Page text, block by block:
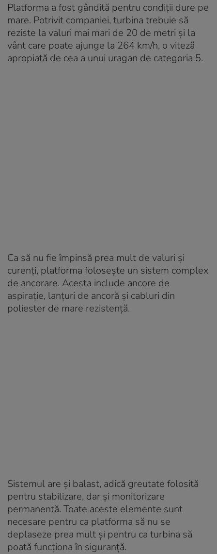
Platforma a fost gândită pentru condiții dure pe
mare. Potrivit companiei, turbina trebuie să
reziste la valuri mai mari de 20 de metri și la
vânt care poate ajunge la 264 km/h, o viteză
apropiată de cea a unui uragan de categoria 5.
Ca să nu fie împinsă prea mult de valuri și
curenți, platforma folosește un sistem complex
de ancorare. Acesta include ancore de
aspirație, lanțuri de ancoră și cabluri din
poliester de mare rezistență.
Sistemul are și balast, adică greutate folosită
pentru stabilizare, dar și monitorizare
permanentă. Toate aceste elemente sunt
necesare pentru ca platforma să nu se
deplaseze prea mult și pentru ca turbina să
poată funcționa în siguranță.